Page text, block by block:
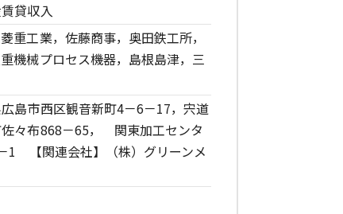
貸収入
重工業，佐藤商事，奥田鉄工所，
機械プロセス機器，島根島津，三
島市西区観音新町4－6－17，宍道
々布868－65， 関東加工センタ
1 【関連会社】（株）グリーンメ